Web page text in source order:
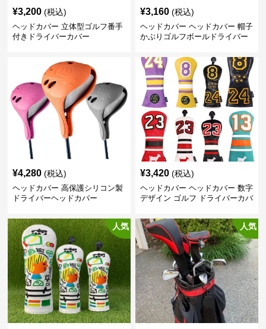
¥3,200 (税込)
ヘッドカバー 立体型ゴルフ番手
付きドライバーカバー
¥3,160 (税込)
ヘッドカバー ヘッドカバー 帽子
かぶりゴルフボールドライバー
¥4,280 (税込)
ヘッドカバー 高保護シリコン製
ドライバーヘッドカバー
¥3,420 (税込)
ヘッドカバー ヘッドカバー 数字
デザイン ゴルフ ドライバーカバ
人気 人気